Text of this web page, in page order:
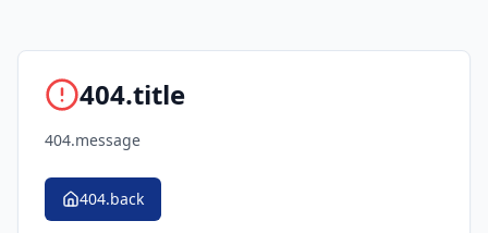
404.title
404.message
404.back